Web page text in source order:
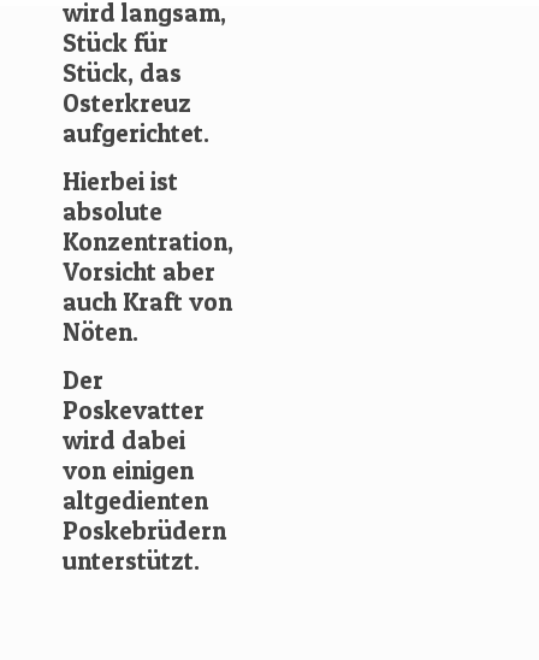
wird langsam,
Stück für
Stück, das
Osterkreuz
aufgerichtet.
Hierbei ist
absolute
Konzentration,
Vorsicht aber
auch Kraft von
Nöten.
Der
Poskevatter
wird dabei
von einigen
altgedienten
Poskebrüdern
unterstützt.